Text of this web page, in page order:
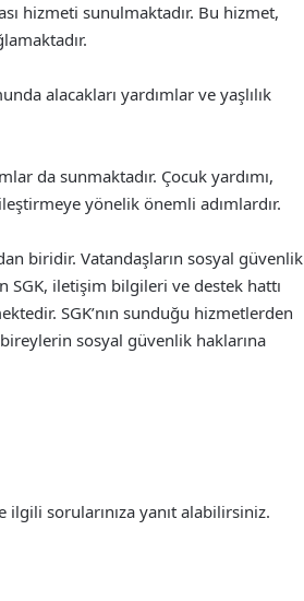
hizmeti sunulmaktadır. Bu hizmet,
alacakları yardımlar ve yaşlılık
da sunmaktadır. Çocuk yardımı,
yönelik önemli adımlardır.
biridir. Vatandaşların sosyal güvenlik
SGK, iletişim bilgileri ve destek hattı
SGK’nın sunduğu hizmetlerden
sosyal güvenlik haklarına
ilgili sorularınıza yanıt alabilirsiniz.